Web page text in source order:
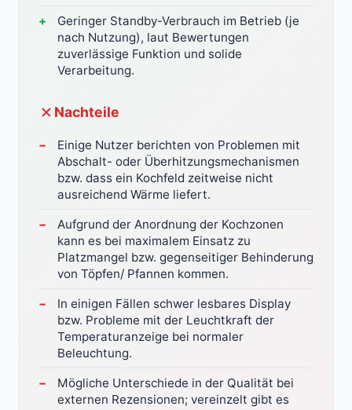
Geringer Standby-Verbrauch im Betrieb (je
nach Nutzung), laut Bewertungen
zuverlässige Funktion und solide
Verarbeitung.
Nachteile
Einige Nutzer berichten von Problemen mit
Abschalt- oder Überhitzungsmechanismen
bzw. dass ein Kochfeld zeitweise nicht
ausreichend Wärme liefert.
Aufgrund der Anordnung der Kochzonen
kann es bei maximalem Einsatz zu
Platzmangel bzw. gegenseitiger Behinderung
von Töpfen/ Pfannen kommen.
In einigen Fällen schwer lesbares Display
bzw. Probleme mit der Leuchtkraft der
Temperaturanzeige bei normaler
Beleuchtung.
Mögliche Unterschiede in der Qualität bei
externen Rezensionen; vereinzelt gibt es